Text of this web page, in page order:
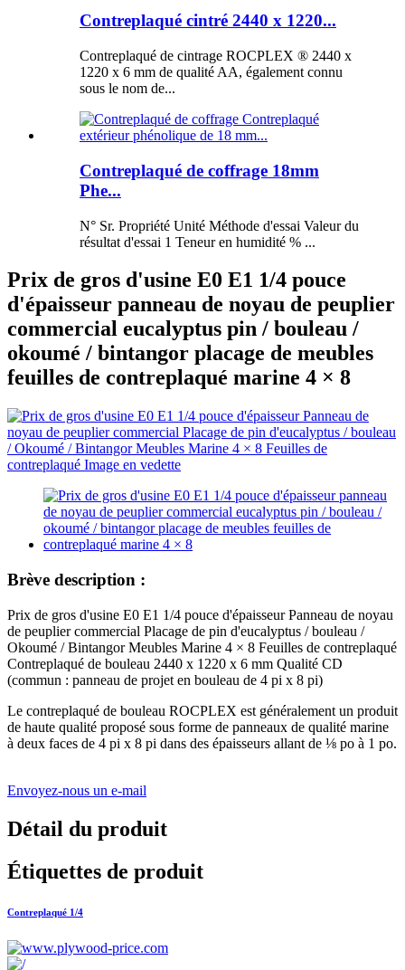
Contreplaqué cintré 2440 x 1220...
Contreplaqué de cintrage ROCPLEX ® 2440 x
1220 x 6 mm de qualité AA, également connu
sous le nom de...
Contreplaqué de coffrage 18mm
Phe...
N° Sr. Propriété Unité Méthode d'essai Valeur du
résultat d'essai 1 Teneur en humidité % ...
Prix ​​de gros d'usine E0 E1 1/4 pouce
d'épaisseur panneau de noyau de peuplier
commercial eucalyptus pin / bouleau /
okoumé / bintangor placage de meubles
feuilles de contreplaqué marine 4 × 8
Brève description :
Prix ​​de gros d'usine E0 E1 1/4 pouce d'épaisseur Panneau de noyau
de peuplier commercial Placage de pin d'eucalyptus / bouleau /
Okoumé / Bintangor Meubles Marine 4 × 8 Feuilles de contreplaqué
Contreplaqué de bouleau 2440 x 1220 x 6 mm Qualité CD
(commun : panneau de projet en bouleau de 4 pi x 8 pi)
Le contreplaqué de bouleau ROCPLEX est généralement un produit
de haute qualité proposé sous forme de panneaux de qualité marine
à deux faces de 4 pi x 8 pi dans des épaisseurs allant de ⅛ po à 1 po.
Envoyez-nous un e-mail
Détail du produit
Étiquettes de produit
Contreplaqué 1/4